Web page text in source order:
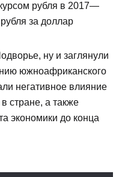
рубля в 2017—
за доллар
ну и заглянули
южноафриканского
негативное влияние
стране, а также
экономики до конца